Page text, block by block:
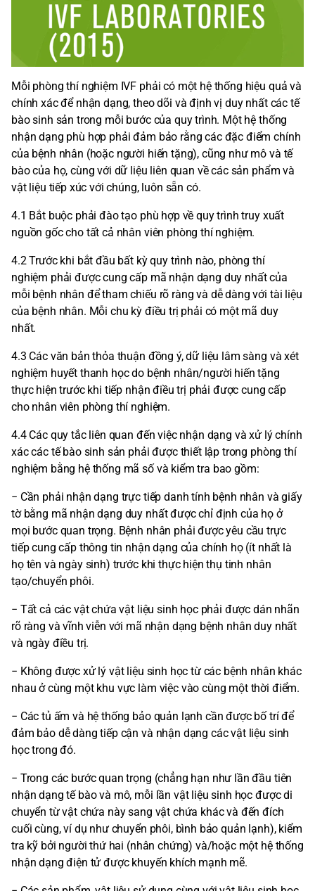
Mỗi phòng thí nghiệm IVF phải có một hệ thống hiệu quả và
chính xác để nhận dạng, theo dõi và định vị duy nhất các tế
bào sinh sản trong mỗi bước của quy trình. Một hệ thống
nhận dạng phù hợp phải đảm bảo rằng các đặc điểm chính
của bệnh nhân (hoặc người hiến tặng), cũng như mô và tế
bào của họ, cùng với dữ liệu liên quan về các sản phẩm và
vật liệu tiếp xúc với chúng, luôn sẵn có.
4.1 Bắt buộc phải đào tạo phù hợp về quy trình truy xuất
nguồn gốc cho tất cả nhân viên phòng thí nghiệm.
4.2 Trước khi bắt đầu bất kỳ quy trình nào, phòng thí
nghiệm phải được cung cấp mã nhận dạng duy nhất của
mỗi bệnh nhân để tham chiếu rõ ràng và dễ dàng với tài liệu
của bệnh nhân. Mỗi chu kỳ điều trị phải có một mã duy
nhất.
4.3 Các văn bản thỏa thuận đồng ý, dữ liệu lâm sàng và xét
nghiệm huyết thanh học do bệnh nhân/người hiến tặng
thực hiện trước khi tiếp nhận điều trị phải được cung cấp
cho nhân viên phòng thí nghiệm.
4.4 Các quy tắc liên quan đến việc nhận dạng và xử lý chính
xác các tế bào sinh sản phải được thiết lập trong phòng thí
nghiệm bằng hệ thống mã số và kiểm tra bao gồm:
− Cần phải nhận dạng trực tiếp danh tính bệnh nhân và giấy
tờ bằng mã nhận dạng duy nhất được chỉ định của họ ở
mọi bước quan trọng. Bệnh nhân phải được yêu cầu trực
tiếp cung cấp thông tin nhận dạng của chính họ (ít nhất là
họ tên và ngày sinh) trước khi thực hiện thụ tinh nhân
tạo/chuyển phôi.
− Tất cả các vật chứa vật liệu sinh học phải được dán nhãn
rõ ràng và vĩnh viễn với mã nhận dạng bệnh nhân duy nhất
và ngày điều trị.
− Không được xử lý vật liệu sinh học từ các bệnh nhân khác
nhau ở cùng một khu vực làm việc vào cùng một thời điểm.
− Các tủ ấm và hệ thống bảo quản lạnh cần được bố trí để
đảm bảo dễ dàng tiếp cận và nhận dạng các vật liệu sinh
học trong đó.
− Trong các bước quan trọng (chẳng hạn như lần đầu tiên
nhận dạng tế bào và mô, mỗi lần vật liệu sinh học được di
chuyển từ vật chứa này sang vật chứa khác và đến đích
cuối cùng, ví dụ như chuyển phôi, bình bảo quản lạnh), kiểm
tra kỹ bởi người thứ hai (nhân chứng) và/hoặc một hệ thống
nhận dạng điện tử được khuyến khích mạnh mẽ.